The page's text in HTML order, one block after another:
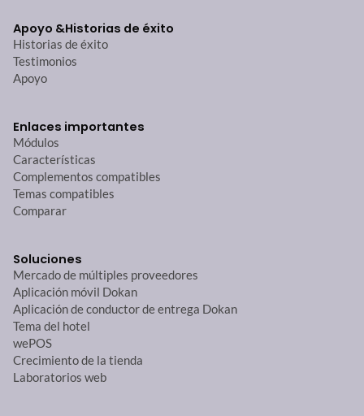
Apoyo &Historias de éxito
Historias de éxito
Testimonios
Apoyo
Enlaces importantes
Módulos
Características
Complementos compatibles
Temas compatibles
Comparar
Soluciones
Mercado de múltiples proveedores
Aplicación móvil Dokan
Aplicación de conductor de entrega Dokan
Tema del hotel
wePOS
Crecimiento de la tienda
Laboratorios web